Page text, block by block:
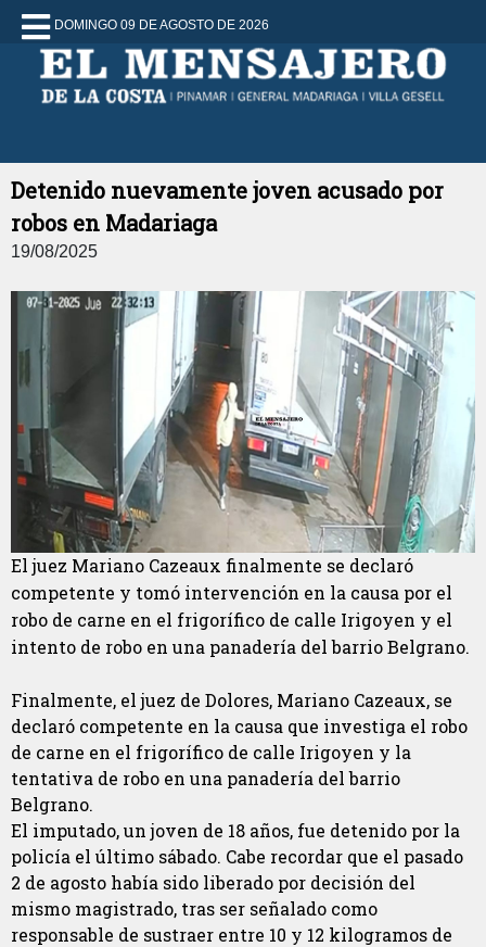
DOMINGO 09 DE AGOSTO DE 2026
Detenido nuevamente joven acusado por
robos en Madariaga
19/08/2025
El juez Mariano Cazeaux finalmente se declaró
competente y tomó intervención en la causa por el
robo de carne en el frigorífico de calle Irigoyen y el
intento de robo en una panadería del barrio Belgrano.
Finalmente, el juez de Dolores, Mariano Cazeaux, se
declaró competente en la causa que investiga el robo
de carne en el frigorífico de calle Irigoyen y la
tentativa de robo en una panadería del barrio
Belgrano.
El imputado, un joven de 18 años, fue detenido por la
policía el último sábado. Cabe recordar que el pasado
2 de agosto había sido liberado por decisión del
mismo magistrado, tras ser señalado como
responsable de sustraer entre 10 y 12 kilogramos de